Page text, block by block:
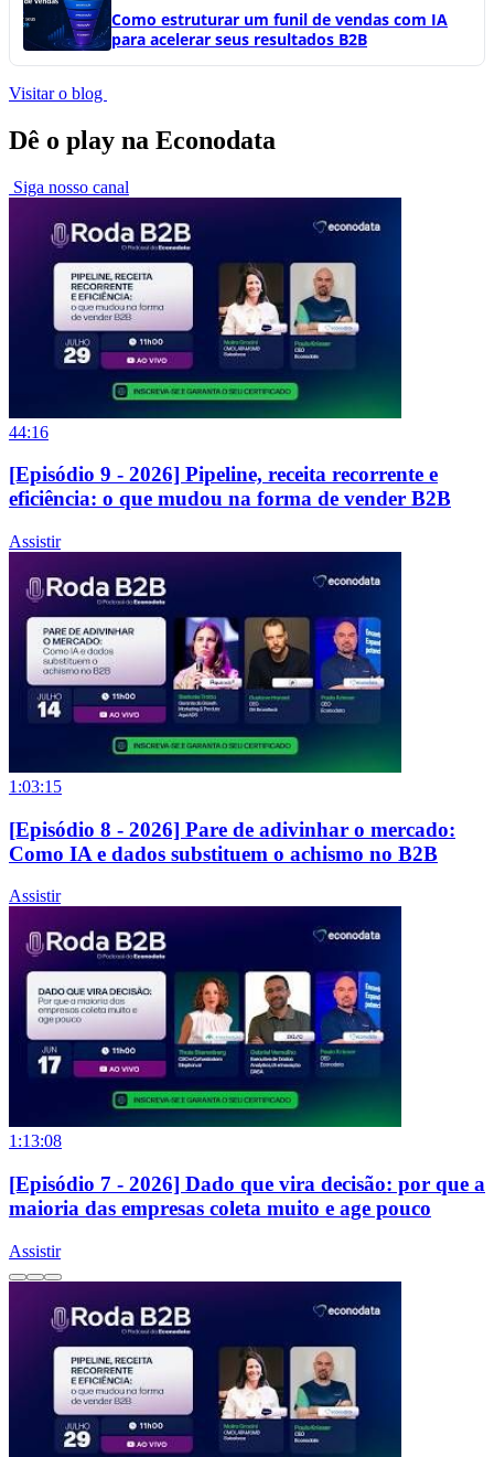
Como estruturar um funil de vendas com IA
para acelerar seus resultados B2B
Visitar o blog
Dê o play na Econodata
Siga nosso canal
44:16
[Episódio 9 - 2026] Pipeline, receita recorrente e
eficiência: o que mudou na forma de vender B2B
Assistir
1:03:15
[Episódio 8 - 2026] Pare de adivinhar o mercado:
Como IA e dados substituem o achismo no B2B
Assistir
1:13:08
[Episódio 7 - 2026] Dado que vira decisão: por que a
maioria das empresas coleta muito e age pouco
Assistir